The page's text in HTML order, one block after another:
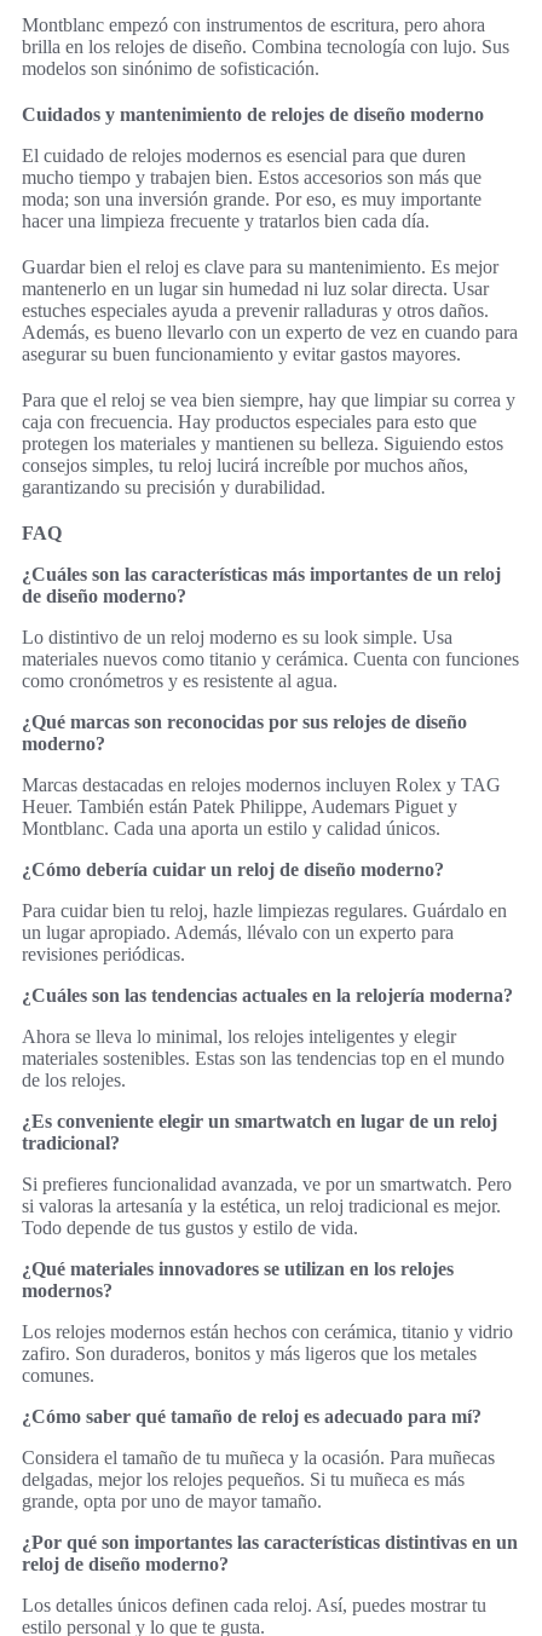
Montblanc empezó con instrumentos de escritura, pero ahora
brilla en los relojes de diseño. Combina tecnología con lujo. Sus
modelos son sinónimo de sofisticación.
Cuidados y mantenimiento de relojes de diseño moderno
El cuidado de relojes modernos es esencial para que duren
mucho tiempo y trabajen bien. Estos accesorios son más que
moda; son una inversión grande. Por eso, es muy importante
hacer una limpieza frecuente y tratarlos bien cada día.
Guardar bien el reloj es clave para su mantenimiento. Es mejor
mantenerlo en un lugar sin humedad ni luz solar directa. Usar
estuches especiales ayuda a prevenir ralladuras y otros daños.
Además, es bueno llevarlo con un experto de vez en cuando para
asegurar su buen funcionamiento y evitar gastos mayores.
Para que el reloj se vea bien siempre, hay que limpiar su correa y
caja con frecuencia. Hay productos especiales para esto que
protegen los materiales y mantienen su belleza. Siguiendo estos
consejos simples, tu reloj lucirá increíble por muchos años,
garantizando su precisión y durabilidad.
FAQ
¿Cuáles son las características más importantes de un reloj
de diseño moderno?
Lo distintivo de un reloj moderno es su look simple. Usa
materiales nuevos como titanio y cerámica. Cuenta con funciones
como cronómetros y es resistente al agua.
¿Qué marcas son reconocidas por sus relojes de diseño
moderno?
Marcas destacadas en relojes modernos incluyen Rolex y TAG
Heuer. También están Patek Philippe, Audemars Piguet y
Montblanc. Cada una aporta un estilo y calidad únicos.
¿Cómo debería cuidar un reloj de diseño moderno?
Para cuidar bien tu reloj, hazle limpiezas regulares. Guárdalo en
un lugar apropiado. Además, llévalo con un experto para
revisiones periódicas.
¿Cuáles son las tendencias actuales en la relojería moderna?
Ahora se lleva lo minimal, los relojes inteligentes y elegir
materiales sostenibles. Estas son las tendencias top en el mundo
de los relojes.
¿Es conveniente elegir un smartwatch en lugar de un reloj
tradicional?
Si prefieres funcionalidad avanzada, ve por un smartwatch. Pero
si valoras la artesanía y la estética, un reloj tradicional es mejor.
Todo depende de tus gustos y estilo de vida.
¿Qué materiales innovadores se utilizan en los relojes
modernos?
Los relojes modernos están hechos con cerámica, titanio y vidrio
zafiro. Son duraderos, bonitos y más ligeros que los metales
comunes.
¿Cómo saber qué tamaño de reloj es adecuado para mí?
Considera el tamaño de tu muñeca y la ocasión. Para muñecas
delgadas, mejor los relojes pequeños. Si tu muñeca es más
grande, opta por uno de mayor tamaño.
¿Por qué son importantes las características distintivas en un
reloj de diseño moderno?
Los detalles únicos definen cada reloj. Así, puedes mostrar tu
estilo personal y lo que te gusta.